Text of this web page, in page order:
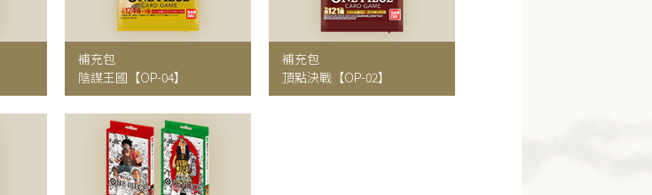
補充包
陰謀王國 【OP-04】
補充包
頂點決戰 【OP-02】